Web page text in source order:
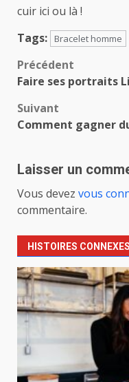
cuir ici ou là !
Tags:
Bracelet homme
Navigation
d’article
Précédent
Faire ses portraits
Suivant
Comment gagner
Laisser un
Vous devez vous
commentaire.
HISTOIRES CONNEXES